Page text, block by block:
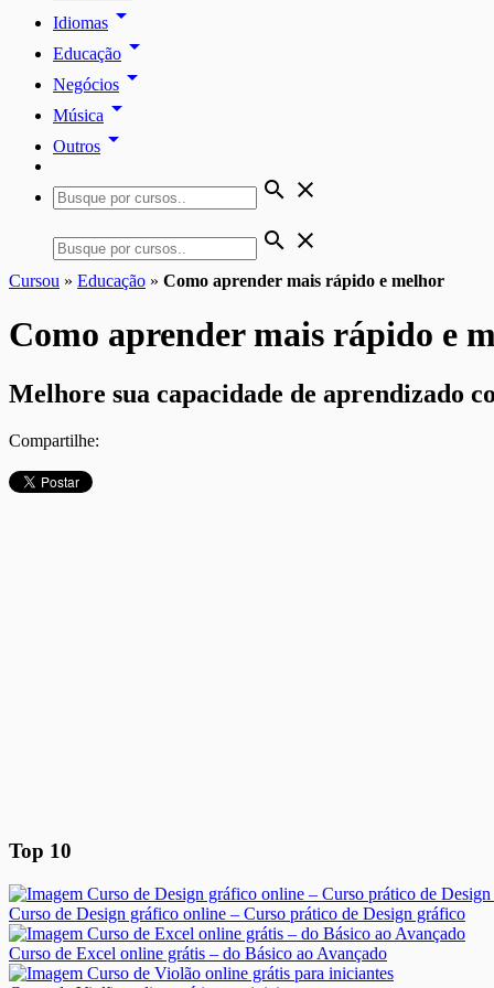
Idiomas arrow_drop_down
Educação arrow_drop_down
Negócios arrow_drop_down
Música arrow_drop_down
Outros arrow_drop_down
search close
search close
Cursou » Educação » Como aprender mais rápido e melhor
Como aprender mais rápido e
Melhore sua capacidade de aprendizado
Compartilhe:
Top 10
Curso de Design gráfico online – Curso prático de Design gráfico
Curso de Excel online grátis – do Básico ao Avançado